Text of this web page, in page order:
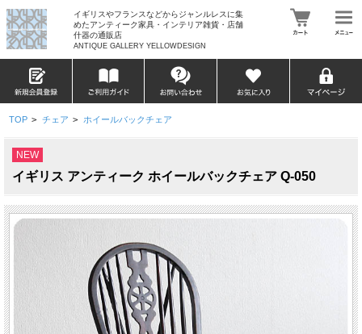
イギリスやフランスなどからジャンルレスに集
めたアンティーク家具・インテリア雑貨・店舗
什器の通販店
ANTIQUE GALLERY YELLOWDESIGN
TOP > チェア > ホイールバックチェア
NEW
イギリス アンティーク ホイールバックチェア Q-050